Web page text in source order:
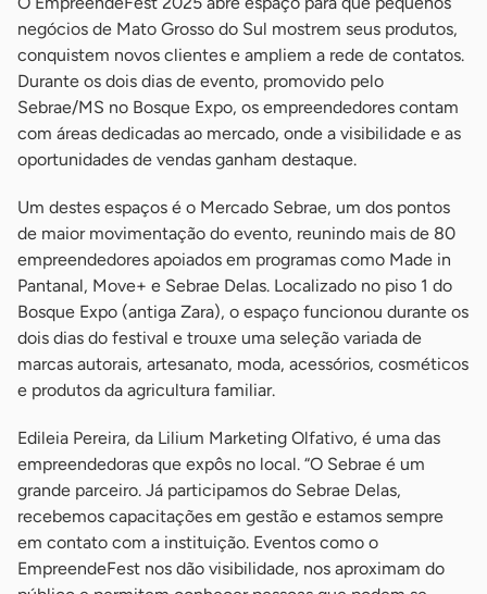
negócios de Mato Grosso do Sul mostrem seus produtos,
conquistem novos clientes e ampliem a rede de contatos.
Durante os dois dias de evento, promovido pelo
Sebrae/MS no Bosque Expo, os empreendedores contam
com áreas dedicadas ao mercado, onde a visibilidade e as
oportunidades de vendas ganham destaque.
Um destes espaços é o Mercado Sebrae, um dos pontos
de maior movimentação do evento, reunindo mais de 80
empreendedores apoiados em programas como Made in
Pantanal, Move+ e Sebrae Delas. Localizado no piso 1 do
Bosque Expo (antiga Zara), o espaço funcionou durante os
dois dias do festival e trouxe uma seleção variada de
marcas autorais, artesanato, moda, acessórios, cosméticos
e produtos da agricultura familiar.
Edileia Pereira, da Lilium Marketing Olfativo, é uma das
empreendedoras que expôs no local. “O Sebrae é um
grande parceiro. Já participamos do Sebrae Delas,
recebemos capacitações em gestão e estamos sempre
em contato com a instituição. Eventos como o
EmpreendeFest nos dão visibilidade, nos aproximam do